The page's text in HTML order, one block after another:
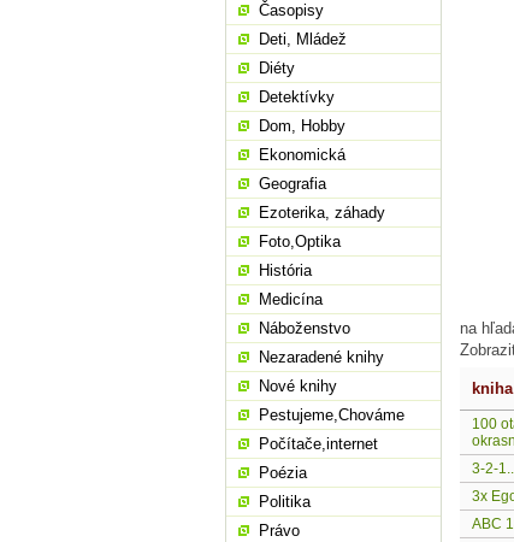
na
kniha
100
3-2-
3x
ABC
Časopisy
Deti, Mládež
Diéty
Detektívky
Dom, Hobby
Ekonomická
Geografia
Ezoterika, záhady
Foto,Optika
História
Medicína
Náboženstvo
Nezaradené knihy
Nové knihy
Pestujeme,Chováme
Počítače,internet
Poézia
Politika
Právo